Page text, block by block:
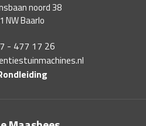
noord 38
NW Baarlo
- 477 17 26